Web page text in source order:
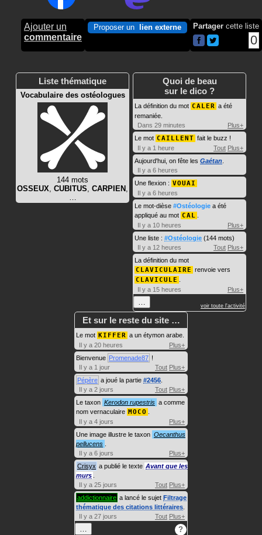
Ajouter un
commentaire
Proposer un lien externe Partager cette liste
0
Liste thématique
Vocabulaire des ostéologues
144 mots
OSSEUX, CUBITUS, CARPIEN ,
…
Quoi de beau
sur le dico ?
La définition du mot CALER a été
remaniée.
Dans 29 minutes
Plus+
Le mot CAILLENT fait le buzz !
Il y a 1 heure
Tout Plus+
Aujourd'hui, on fête les Gaétan
Il y a 6 heures
Une flexion : VOUAI
Il y a 6 heures
Le mot-dièse #Ostéologie a été
appliqué au mot CAL
Il y a 10 heures
Plus+
Une liste : #Ostéologie (144 mots)
Il y a 12 heures
Tout Plus+
La définition du mot
CLAVICULAIRE renvoie vers
CLAVICULE
Il y a 15 heures
Plus+
… voir toute l'activité
Et sur le reste du site …
Le mot KIFFER a un étymon arabe.
Il y a 20 heures
Plus+
Bienvenue Promenade87 !
Il y a 1 jour
Tout Plus+
Pépère a joué la partie #2456
Il y a 2 jours
Tout Plus+
Le taxon Kerodon rupestris a comme
nom vernaculaire MOCO
Il y a 4 jours
Plus+
Une image illustre le taxon Oecanthus
pellucens
Il y a 6 jours
Plus+
Crisyx a publié le texte Avant que les
murs
Il y a 25 jours
Tout Plus+
addictionnaire a lancé le sujet Filtrage
thématique des citations littéraires
Il y a 27 jours
Tout Plus+
… ?